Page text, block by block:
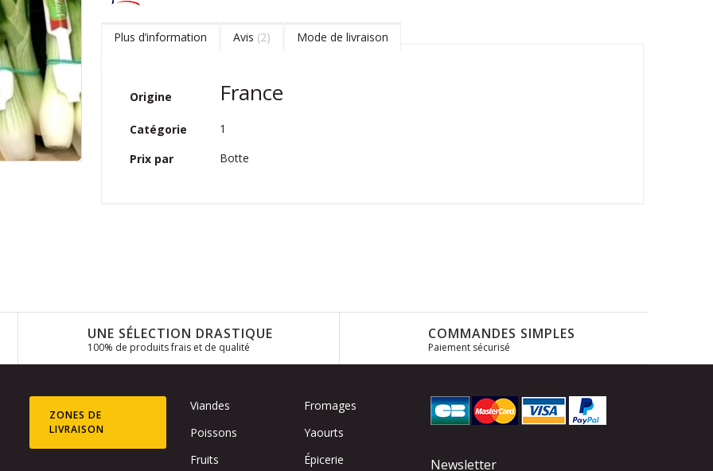
Plus d’information
d’information
Origine France
Catégorie
1
Prix par
Botte
Avis 2 Mode de livraison
UNE SÉLECTION DRASTIQUE
100% de produits frais et de qualité
COMMANDES SIMPLES
Paiement sécurisé
ZONES DE
LIVRAISON
Viandes
Poissons
Fruits
Fromages
Yaourts
Épicerie
Newsletter